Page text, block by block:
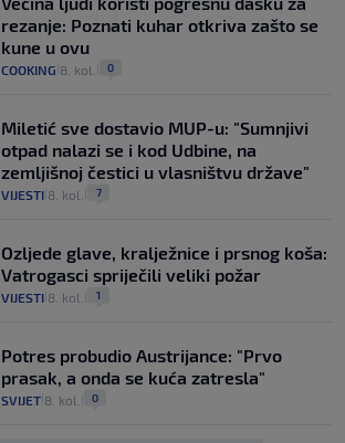
rezanje: Poznati kuhar otkriva zašto se
kune u ovu
COOKING 8. kol. 0
Miletić sve dostavio MUP-u: "Sumnjivi
otpad nalazi se i kod Udbine, na
zemljišnoj čestici u vlasništvu države"
VIJESTI 8. kol. 7
Ozljede glave, kralježnice i prsnog koša:
Vatrogasci spriječili veliki požar
VIJESTI 8. kol. 1
Potres probudio Austrijance: "Prvo
prasak, a onda se kuća zatresla"
SVIJET 8. kol. 0